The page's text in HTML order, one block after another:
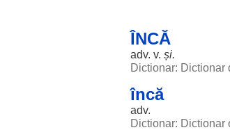
ÎNCĂ
adv. v. și.
Dictionar: Dictionar
încă
adv.
Dictionar: Dictionar